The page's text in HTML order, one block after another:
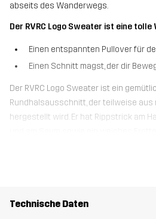
abseits des Wanderwegs.
Der RVRC Logo Sweater ist eine tolle
Einen entspannten Pullover für
Einen Schnitt magst, der dir
Der RVRC Logo Sweater ist ein
Rundhalsausschnitt, der teilweise
hergestellt wird. Er hat Rippstrick am
entspannte Tageswanderungen als
Technische Daten